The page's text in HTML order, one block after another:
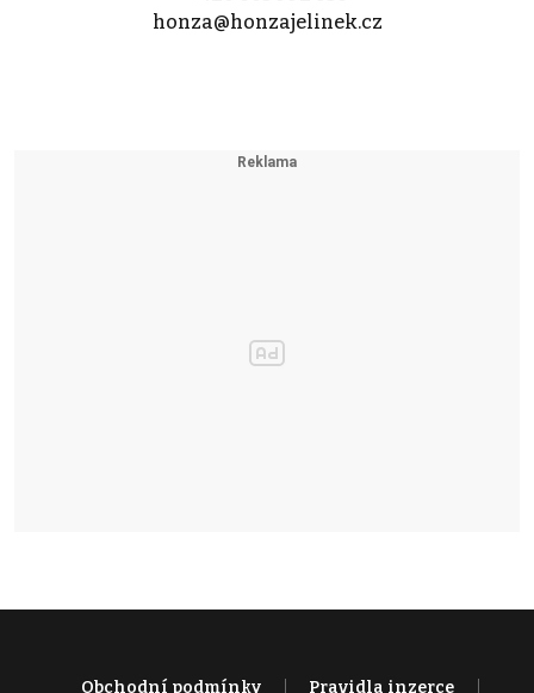
honza@honzajelinek.cz
Obchodní podmínky Pravidla inzerce